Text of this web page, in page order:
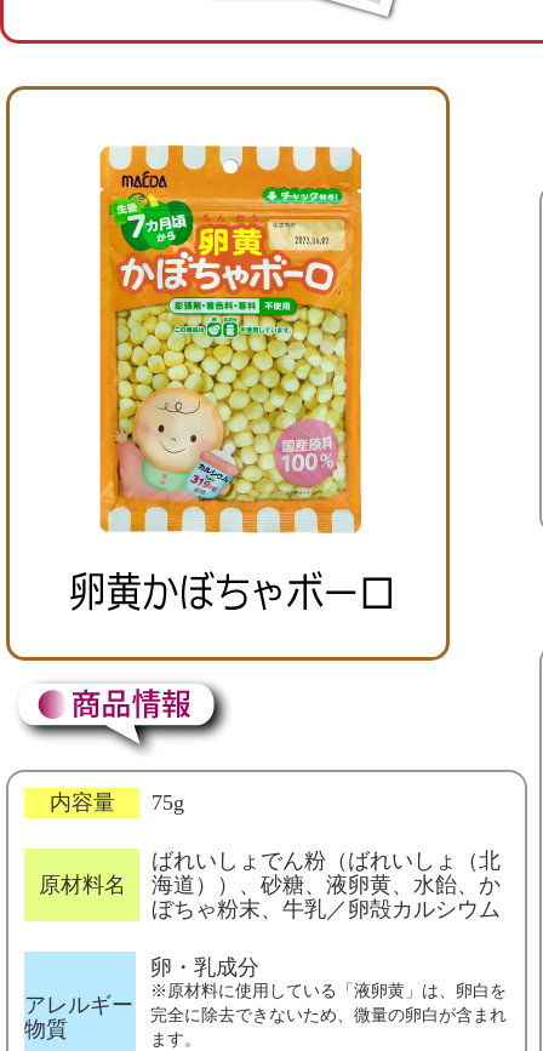
内容量 75g
原材料名
ばれいしょでん粉（ばれいしょ（北
海道））、砂糖、液卵黄、水飴、か
ぼちゃ粉末、牛乳／卵殻カルシウム
アレルギー
物質
卵・乳成分
※原材料に使用している「液卵黄」は、卵白を
完全に除去できないため、微量の卵白が含まれ
ます。